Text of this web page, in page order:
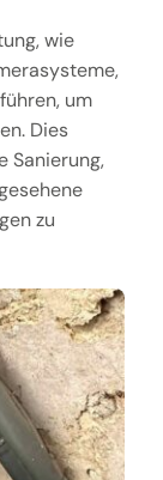
wie
um
Dies
Sanierung,
zu